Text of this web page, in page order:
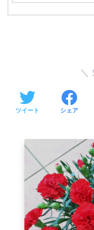
ツイート シェア